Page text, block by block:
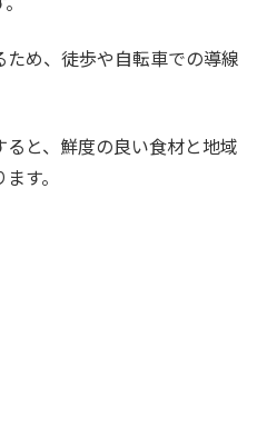
め、徒歩や自転車での導線
と、鮮度の良い食材と地域
す。